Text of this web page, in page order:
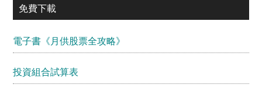
免費下載
電子書《月供股票全攻略》
投資組合試算表